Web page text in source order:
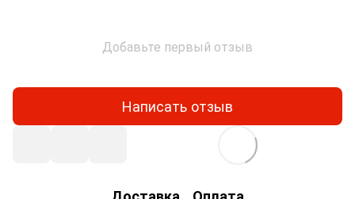
Добавьте первый отзыв
Написать отзыв